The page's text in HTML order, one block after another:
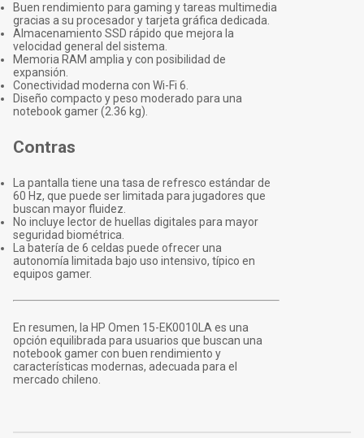
Buen rendimiento para gaming y tareas multimedia
gracias a su procesador y tarjeta gráfica dedicada.
Almacenamiento SSD rápido que mejora la
velocidad general del sistema.
Memoria RAM amplia y con posibilidad de
expansión.
Conectividad moderna con Wi-Fi 6.
Diseño compacto y peso moderado para una
notebook gamer (2.36 kg).
Contras
La pantalla tiene una tasa de refresco estándar de
60 Hz, que puede ser limitada para jugadores que
buscan mayor fluidez.
No incluye lector de huellas digitales para mayor
seguridad biométrica.
La batería de 6 celdas puede ofrecer una
autonomía limitada bajo uso intensivo, típico en
equipos gamer.
En resumen, la HP Omen 15-EK0010LA es una
opción equilibrada para usuarios que buscan una
notebook gamer con buen rendimiento y
características modernas, adecuada para el
mercado chileno.